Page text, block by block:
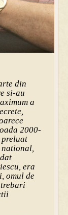
din
si-au
a
2000-
preluat
era
omul de